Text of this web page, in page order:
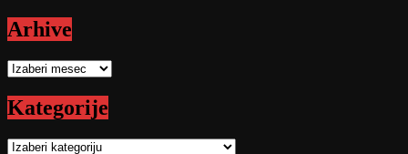
Arhive
Arhive
Kategorije
Kategorije